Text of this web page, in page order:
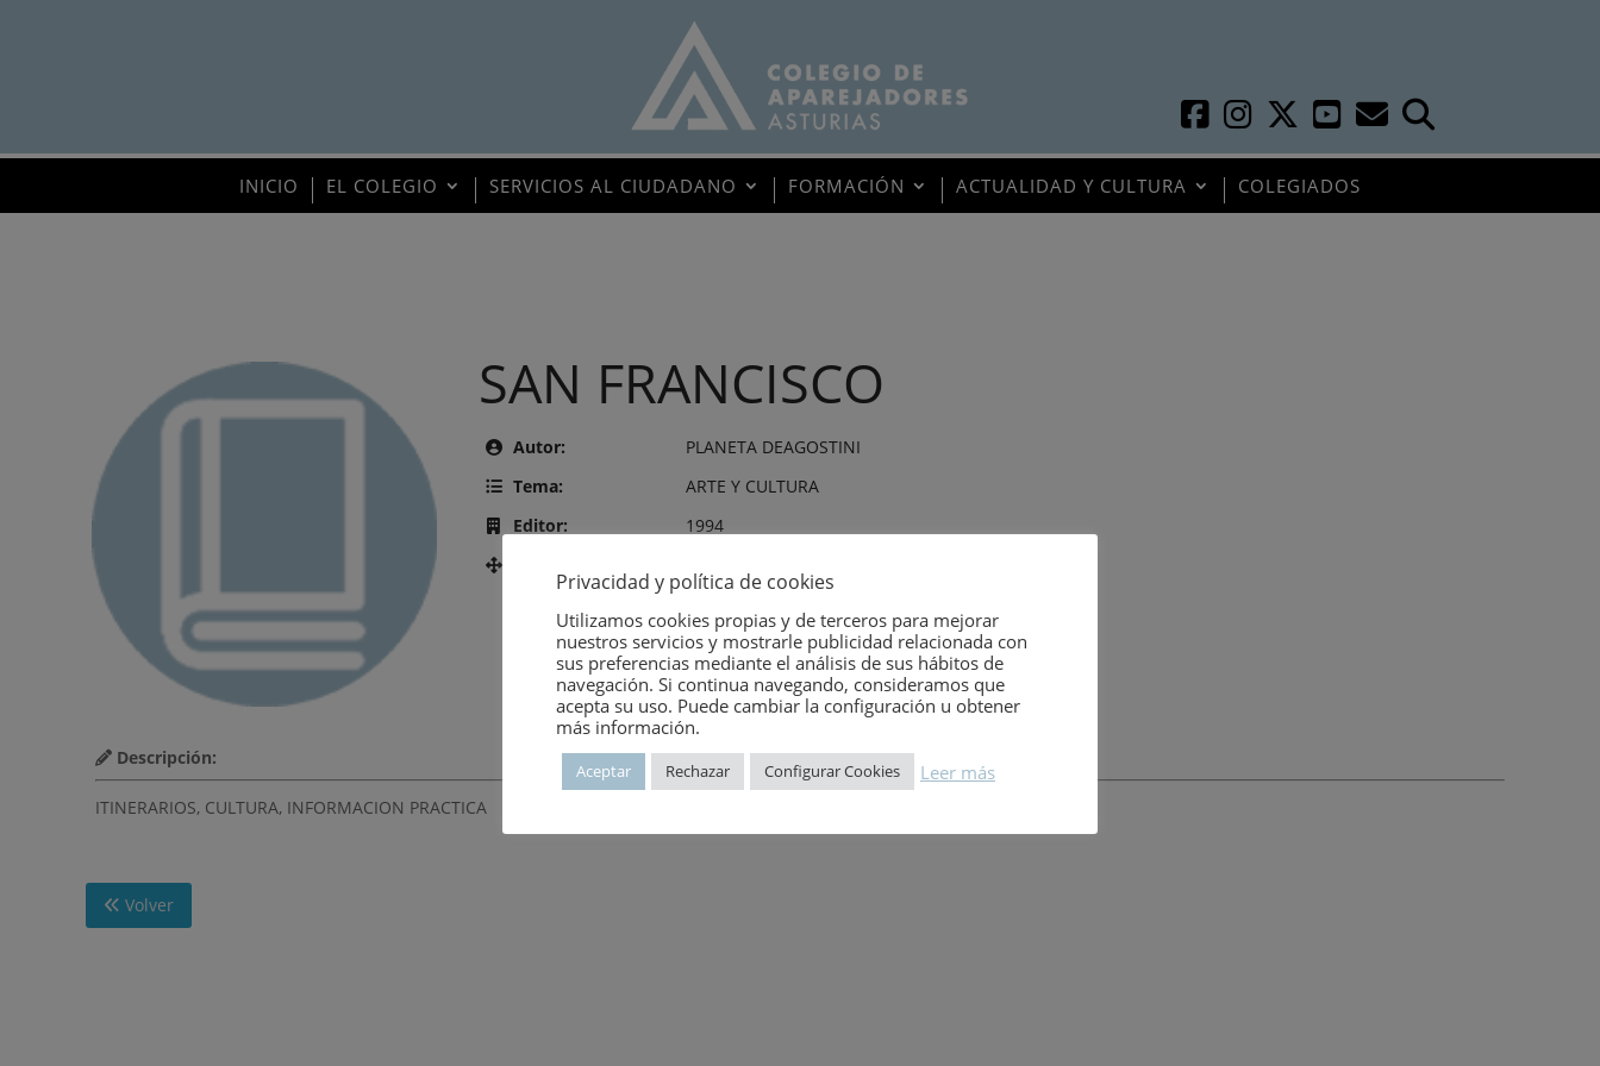
INICIO EL COLEGIO SERVICIOS AL CIUDADANO FORMACIÓN ACTUALIDAD Y CULTURA COLEGIADOS
SAN FRANCISCO
Autor:
PLANETA DEAGOSTINI
Tema:
ARTE Y CULTURA
Editor:
1994
Descripción:
ITINERARIOS, CULTURA, INFORMACION PRACTICA
Volver
Privacidad y política de cookies
Utilizamos cookies propias y de terceros para mejorar
nuestros servicios y mostrarle publicidad relacionada con
sus preferencias mediante el análisis de sus hábitos de
navegación. Si continua navegando, consideramos que
acepta su uso. Puede cambiar la configuración u obtener
más información.
Aceptar Rechazar Configurar Cookies Leer más